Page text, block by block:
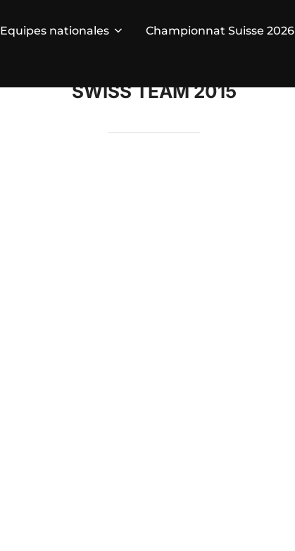
Equipes nationales Championnat Suisse 2026
SWISS TEAM 2015